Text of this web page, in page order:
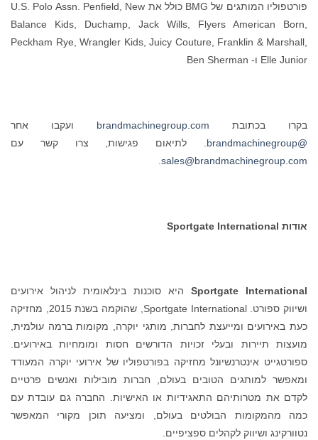
פורטפוליו המותגים של BMG כולל את U.S. Polo Assn. Penfield, New
Balance Kids, Duchamp, Jack Wills, Flyers American Born,
Peckham Rye, Wrangler Kids, Juicy Couture, Franklin & Marshall,
Elle Junior ו- Ben Sherman
בקרו בכתובת brandmachinegroup.com ועקבו אחר
@brandmachinegroup
. לתיאום פגישות, צרו קשר עם
sales@brandmachinegroup.com
אודות Sportgate International
Sportgate International היא סוכנות בינלאומית לניהול אירועים
ושיווק ספורט. Sportgate International, שהוקמה בשנת 2015, מחזיקה
כעת באירועים ומייעצת לחברות, מותגי יוקרה, מקומות ברמה עולמית,
מועצות תיירות ובעלי זכויות הדורשים חסות ומומחיות באירועים.
ספורטגייט אינטרנשיונל מחזיקה בפורטפוליו של אירועי יוקרה המעודד
ומאפשר למותגים הטובים בעולם, חברות מובילות ואנשים פרטיים
לקדם את מטרותיהם התאגידיות או האישיות. החברה גם עובדת עם
כמה מהמקומות הבולטים בעולם, ומציעה תוכן מקורי המאפשר
נטוורקינג ושיווק לקהלים ספציפיים.